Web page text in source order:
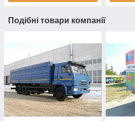
Подібні товари компанії